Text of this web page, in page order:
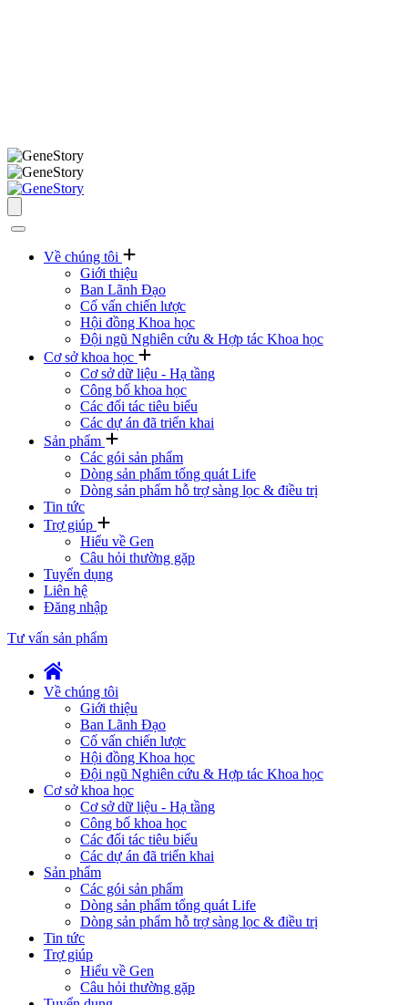
Về chúng tôi
Giới thiệu
Ban Lãnh Đạo
Cố vấn chiến lược
Hội đồng Khoa học
Đội ngũ Nghiên cứu & Hợp tác Khoa học
Cơ sở khoa học
Cơ sở dữ liệu - Hạ tầng
Công bố khoa học
Các đối tác tiêu biểu
Các dự án đã triển khai
Sản phẩm
Các gói sản phẩm
Dòng sản phẩm tổng quát Life
Dòng sản phẩm hỗ trợ sàng lọc & điều trị
Tin tức
Trợ giúp
Hiểu về Gen
Câu hỏi thường gặp
Tuyển dụng
Liên hệ
Đăng nhập
Tư vấn sản phẩm
Về chúng tôi
Giới thiệu
Ban Lãnh Đạo
Cố vấn chiến lược
Hội đồng Khoa học
Đội ngũ Nghiên cứu & Hợp tác Khoa học
Cơ sở khoa học
Cơ sở dữ liệu - Hạ tầng
Công bố khoa học
Các đối tác tiêu biểu
Các dự án đã triển khai
Sản phẩm
Các gói sản phẩm
Dòng sản phẩm tổng quát Life
Dòng sản phẩm hỗ trợ sàng lọc & điều trị
Tin tức
Trợ giúp
Hiểu về Gen
Câu hỏi thường gặp